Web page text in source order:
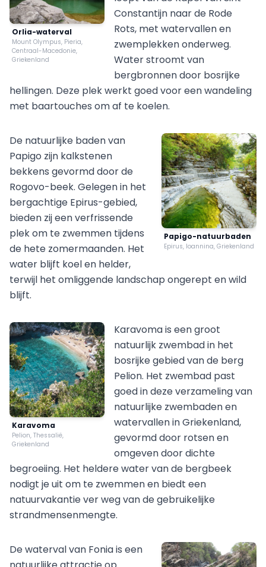
Orlia-waterval
Mount Olympus, Pieria,
Centraal-Macedonie,
Griekenland
Constantijn naar de Rode
Rots, met watervallen en
zwemplekken onderweg.
Water stroomt van
bergbronnen door bosrijke
hellingen. Deze plek werkt goed voor een wandeling
met baartouches om af te koelen.
Papigo-natuurbaden
Epirus, Ioannina, Griekenland
De natuurlijke baden van
Papigo zijn kalkstenen
bekkens gevormd door de
Rogovo-beek. Gelegen in het
bergachtige Epirus-gebied,
bieden zij een verfrissende
plek om te zwemmen tijdens
de hete zomermaanden. Het
water blijft koel en helder,
terwijl het omliggende landschap ongerept en wild
blijft.
Karavoma
Pelion, Thessalië,
Griekenland
Karavoma is een groot
natuurlijk zwembad in het
bosrijke gebied van de berg
Pelion. Het zwembad past
goed in deze verzameling van
natuurlijke zwembaden en
watervallen in Griekenland,
gevormd door rotsen en
omgeven door dichte
begroeiing. Het heldere water van de bergbeek
nodigt je uit om te zwemmen en biedt een
natuurvakantie ver weg van de gebruikelijke
strandmensenmengte.
De waterval van Fonia is een